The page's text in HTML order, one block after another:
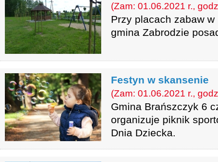
(Zam: 01.06.2021 r.,
Przy placach zabaw
gmina Zabrodzie
Festyn w skansenie
(Zam: 01.06.2021 r.,
Gmina Brańszczyk 6
organizuje piknik
Dnia Dziecka.